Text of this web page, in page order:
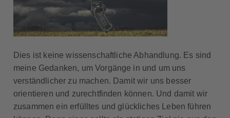
Dies ist keine wissenschaftliche Abhandlung. Es sind
meine Gedanken, um Vorgänge in und um uns
verständlicher zu machen. Damit wir uns besser
orientieren und zurechtfinden können. Und damit wir
zusammen ein erfülltes und glückliches Leben führen